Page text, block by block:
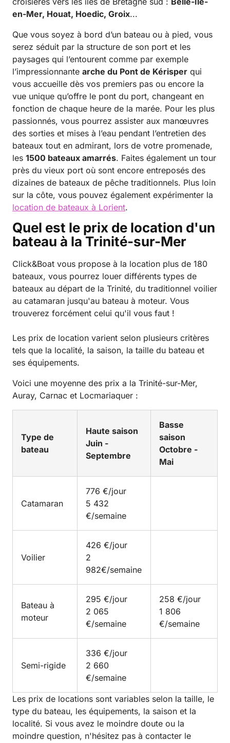
en-Mer, Houat, Hoedic, Groix...
Que vous soyez à bord d’un bateau ou à pied, vous
serez séduit par la structure de son port et les
paysages qui l’entourent comme par exemple
l’impressionnante arche du Pont de Kérisper qui
vous accueille dès vos premiers pas ou encore la
vue unique qu’offre le pont du port, changeant en
fonction de chaque heure de la marée. Pour les plus
passionnés, vous pourrez assister aux manœuvres
des sorties et mises à l’eau pendant l’entretien des
bateaux tout en admirant, lors de votre promenade,
les 1500 bateaux amarrés. Faites également un tour
près du vieux port où sont encore entreposés des
dizaines de bateaux de pêche traditionnels. Plus loin
sur la côte, vous pouvez également expérimenter la
location de bateaux à Lorient.
Quel est le prix de location d'un
bateau à la Trinité-sur-Mer
Click&Boat vous propose à la location plus de 180
bateaux, vous pourrez louer différents types de
bateaux au départ de la Trinité, du traditionnel voilier
au catamaran jusqu'au bateau à moteur. Vous
trouverez forcément celui qu'il vous faut !
Les prix de location varient selon plusieurs critères
tels que la localité, la saison, la taille du bateau et
ses équipements.
Voici une moyenne des prix a la Trinité-sur-Mer,
Auray, Carnac et Locmariaquer :
Type de
bateau
Haute saison
Juin -
Septembre
Basse
saison
Octobre -
Mai
Catamaran
776 €/jour
5 432
€/semaine
Voilier
426 €/jour
2
982€/semaine
Bateau à
moteur
295 €/jour
2 065
€/semaine
258 €/jour
1 806
€/semaine
Semi-rigide
336 €/jour
2 660
€/semaine
Les prix de locations sont variables selon la taille, le
type du bateau, les équipements, la saison et la
localité. Si vous avez le moindre doute ou la
moindre question, n'hésitez pas à contacter le